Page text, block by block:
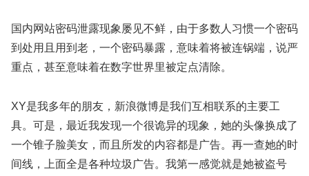
国内网站密码泄露现象屡见不鲜，由于多数人习惯一个密码
到处用且用到老，一个密码暴露，意味着将被连锅端，说严
重点，甚至意味着在数字世界里被定点清除。
XY是我多年的朋友，新浪微博是我们互相联系的主要工
具。可是，最近我发现一个很诡异的现象，她的头像换成了
一个锥子脸美女，而且所发的内容都是广告。再一查她的时
间线，上面全是各种垃圾广告。我第一感觉就是她被盗号